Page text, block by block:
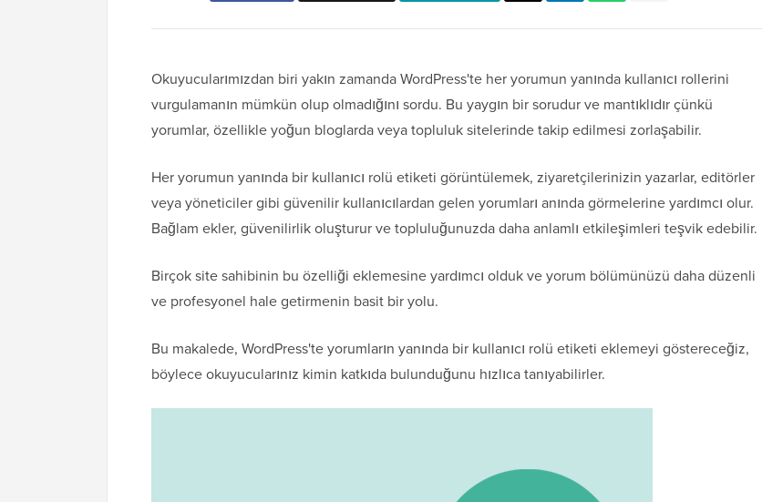
Okuyucularımızdan biri yakın zamanda WordPress'te her yorumun yanında kullanıcı rollerini
vurgulamanın mümkün olup olmadığını sordu. Bu yaygın bir sorudur ve mantıklıdır çünkü
yorumlar, özellikle yoğun bloglarda veya topluluk sitelerinde takip edilmesi zorlaşabilir.
Her yorumun yanında bir kullanıcı rolü etiketi görüntülemek, ziyaretçilerinizin yazarlar, editörler
veya yöneticiler gibi güvenilir kullanıcılardan gelen yorumları anında görmelerine yardımcı olur.
Bağlam ekler, güvenilirlik oluşturur ve topluluğunuzda daha anlamlı etkileşimleri teşvik edebilir.
Birçok site sahibinin bu özelliği eklemesine yardımcı olduk ve yorum bölümünüzü daha düzenli
ve profesyonel hale getirmenin basit bir yolu.
Bu makalede, WordPress'te yorumların yanında bir kullanıcı rolü etiketi eklemeyi göstereceğiz,
böylece okuyucularınız kimin katkıda bulunduğunu hızlıca tanıyabilirler.